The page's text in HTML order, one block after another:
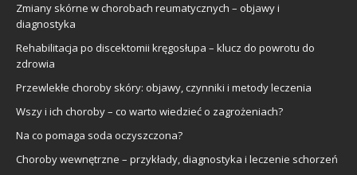
Zmiany skórne w chorobach reumatycznych – objawy i
diagnostyka
Rehabilitacja po discektomii kręgosłupa – klucz do powrotu do
zdrowia
Przewlekłe choroby skóry: objawy, czynniki i metody leczenia
Wszy i ich choroby – co warto wiedzieć o zagrożeniach?
Na co pomaga soda oczyszczona?
Choroby wewnętrzne – przykłady, diagnostyka i leczenie schorzeń